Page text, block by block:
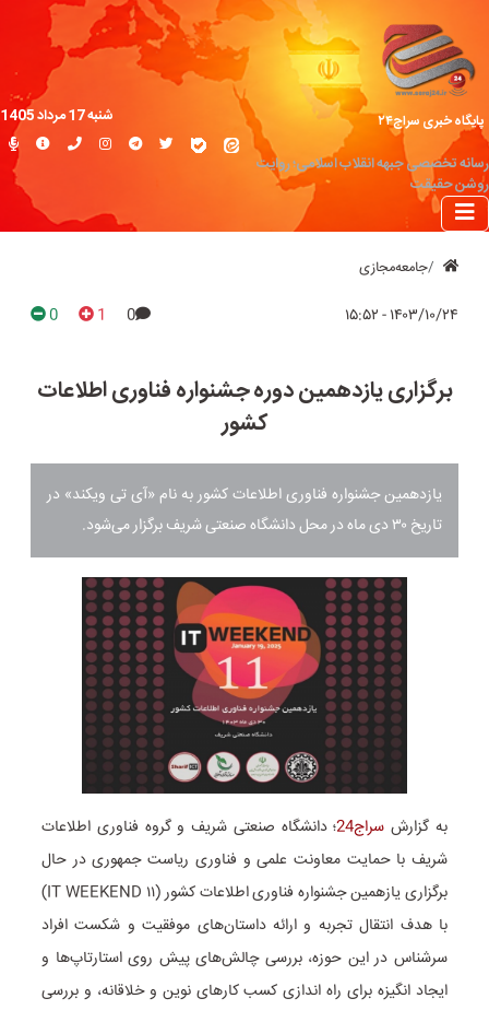
پایگاه خبری سراج۲۴
رسانه تخصصی جبهه انقلاب اسلامی؛ روایت
روشن حقیقت
شنبه 17 مرداد 1405
جامعه‌مجازی
۱۴۰۳/۱۰/۲۴ - ۱۵:۵۲ 0
1
0
برگزاری یازدهمین دوره جشنواره فناوری اطلاعات
کشور
یازدهمین جشنواره فناوری اطلاعات کشور به نام «آی تی ویکند» در
تاریخ ۳۰ دی ماه در محل دانشگاه صنعتی شریف برگزار می‌شود.
به گزارش سراج24
؛ دانشگاه صنعتی شریف و گروه فناوری اطلاعات
شریف با حمایت معاونت علمی و فناوری ریاست جمهوری در حال
برگزاری یازهمین جشنواره فناوری اطلاعات کشور (IT WEEKEND ۱۱)
با هدف انتقال تجربه و ارائه داستان‌های موفقیت و شکست افراد
سرشناس در این حوزه، بررسی چالش‌های پیش روی استارتاپ‌ها و
ایجاد انگیزه برای راه اندازی کسب کار‌های نوین و خلاقانه، و بررسی